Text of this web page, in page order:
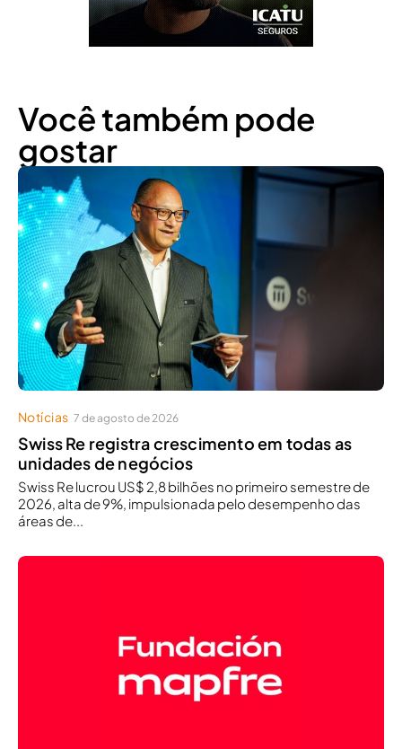
Você também pode
gostar
Notícias 7 de agosto de 2026
Swiss Re registra crescimento em todas as
unidades de negócios
Swiss Re lucrou US$ 2,8 bilhões no primeiro semestre de
2026, alta de 9%, impulsionada pelo desempenho das
áreas de...